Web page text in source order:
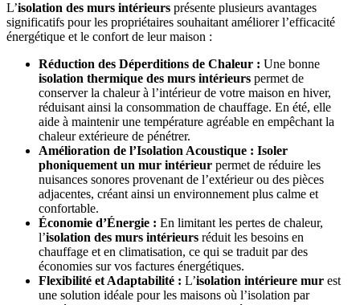
L’isolation des murs intérieurs présente plusieurs avantages
significatifs pour les propriétaires souhaitant améliorer l’efficacité
énergétique et le confort de leur maison :
Réduction des Déperditions de Chaleur : Une bonne
isolation thermique des murs intérieurs permet de
conserver la chaleur à l’intérieur de votre maison en hiver,
réduisant ainsi la consommation de chauffage. En été, elle
aide à maintenir une température agréable en empêchant la
chaleur extérieure de pénétrer.
Amélioration de l’Isolation Acoustique : Isoler
phoniquement un mur intérieur permet de réduire les
nuisances sonores provenant de l’extérieur ou des pièces
adjacentes, créant ainsi un environnement plus calme et
confortable.
Économie d’Énergie : En limitant les pertes de chaleur,
l’isolation des murs intérieurs réduit les besoins en
chauffage et en climatisation, ce qui se traduit par des
économies sur vos factures énergétiques.
Flexibilité et Adaptabilité : L’isolation intérieure mur est
une solution idéale pour les maisons où l’isolation par